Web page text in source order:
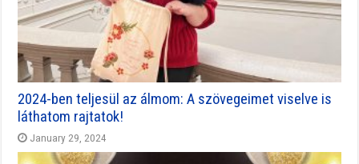
2024-ben teljesül az álmom: A szövegeimet viselve is
láthatom rajtatok!
January 29, 2024